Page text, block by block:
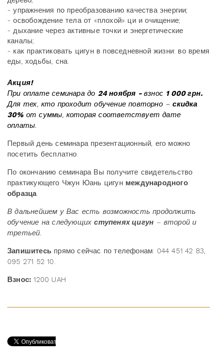
- упражнения по преобразованию качества энергии;
- освобождение тела от «плохой» ци и очищение;
- дыхание через активные точки и энергетические
каналы;
- как практиковать цигун в повседневной жизни: во время
еды, ходьбы, сна.
Акция!
При оплате семинара до 24 ноября -взнос 1 000 грн.
Для тех, кто проходит обучение повторно –скидка
30%от суммы, которая соответствует дате
оплаты.
Первый день семинара презентационный, его можно
посетить бесплатно.
По окончанию семинара Вы получите свидетельство
практикующего Чжун Юань цигун международного
образца.
В дальнейшем у Вас есть возможность продолжить
обучение на следующихступенях цигун – второй и
третьей.
Запишитесь прямо сейчас по телефонам: 044 451 42 83,
095 271 52 10.
Взнос: 1200 UAH